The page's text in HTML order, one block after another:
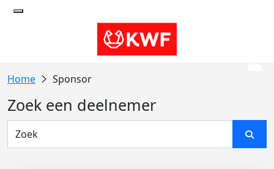
Sponsor
Zoek een deelnemer